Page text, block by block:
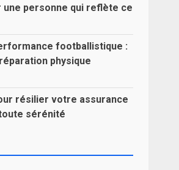
personne qui reflète ce
footballistique :
physique
résilier votre assurance
sérénité